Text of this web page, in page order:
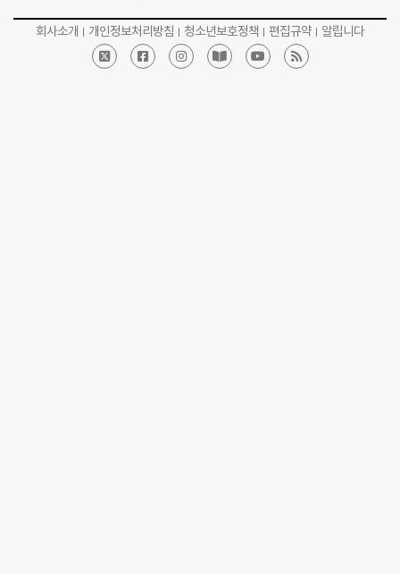
회사소개 개인정보처리방침 청소년보호정책 편집규약 알립니다